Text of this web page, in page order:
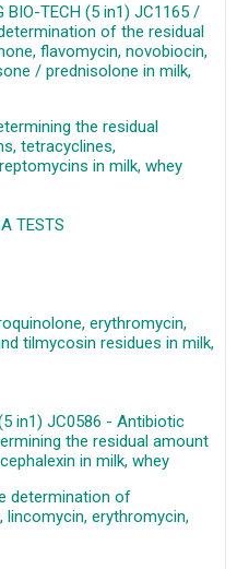
BIO-TECH (5 in1) JC1165 /
of the residual
flavomycin, novobiocin,
/ prednisolone in milk,
the residual
tetracyclines,
in milk, whey
TESTS
erythromycin,
tilmycosin residues in milk,
(5 in1) JC0586 - Antibiotic
the residual amount
in milk, whey
determination of
erythromycin,